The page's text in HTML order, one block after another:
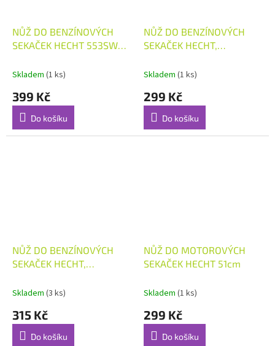
NŮŽ DO BENZÍNOVÝCH
SEKAČEK HECHT 553SW
Skladem (1 ks)
399 Kč
Do košíku
NŮŽ DO BENZÍNOVÝCH
SEKAČEK HECHT,
VEGA 46cm
Skladem (1 ks)
299 Kč
Do košíku
NŮŽ DO BENZÍNOVÝCH
SEKAČEK HECHT,
VEGA 51cm
Skladem (3 ks)
315 Kč
Do košíku
NŮŽ DO MOTOROVÝCH
SEKAČEK HECHT 51cm
Skladem (1 ks)
299 Kč
Do košíku